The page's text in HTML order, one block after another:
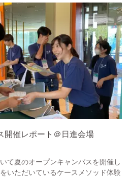
開催レポート＠日進会場
て夏のオープンキャンパスを開催し
いただいているケースメソッド体験